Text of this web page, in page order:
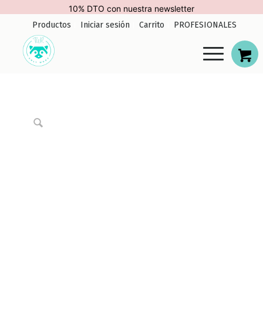
Envío Gratis. España (península)
Productos
Iniciar sesión Carrito PROFESIONALES